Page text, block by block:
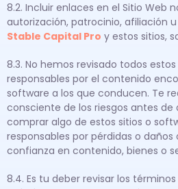
8.2. Incluir enlaces en el Sitio Web
autorización, patrocinio, afiliación
Stable Capital Pro y estos sitios,
8.3. No hemos revisado todos
responsables por el contenido
software a los que conducen. Te
consciente de los riesgos antes de
comprar algo de estos sitios o
responsables por pérdidas o daños
confianza en contenido, bienes o
8.4. Es tu deber revisar los